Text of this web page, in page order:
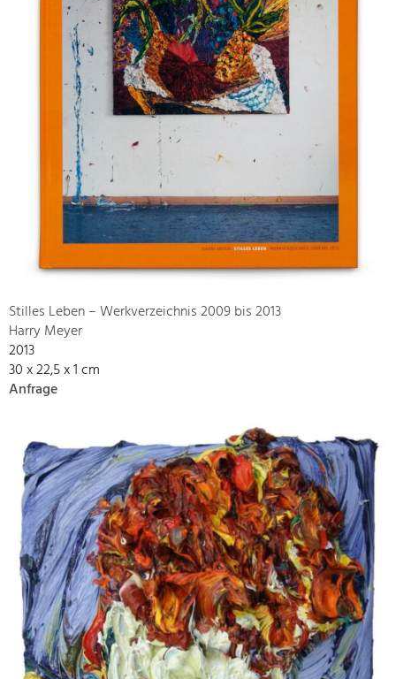
Stilles Leben – Werkverzeichnis 2009 bis 2013
Harry Meyer
2013
30 x 22,5 x 1 cm
Anfrage